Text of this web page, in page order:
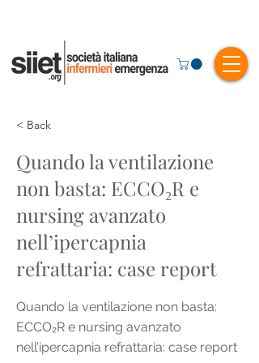
< Back
Quando la ventilazione
non basta: ECCO₂R e
nursing avanzato
nell’ipercapnia
refrattaria: case report
Quando la ventilazione non basta:
ECCO₂R e nursing avanzato
nell’ipercapnia refrattaria: case report